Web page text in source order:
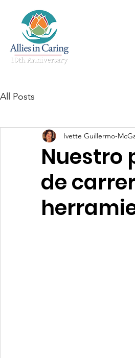
All Posts
Nuestro
de
Ivette Guillermo-